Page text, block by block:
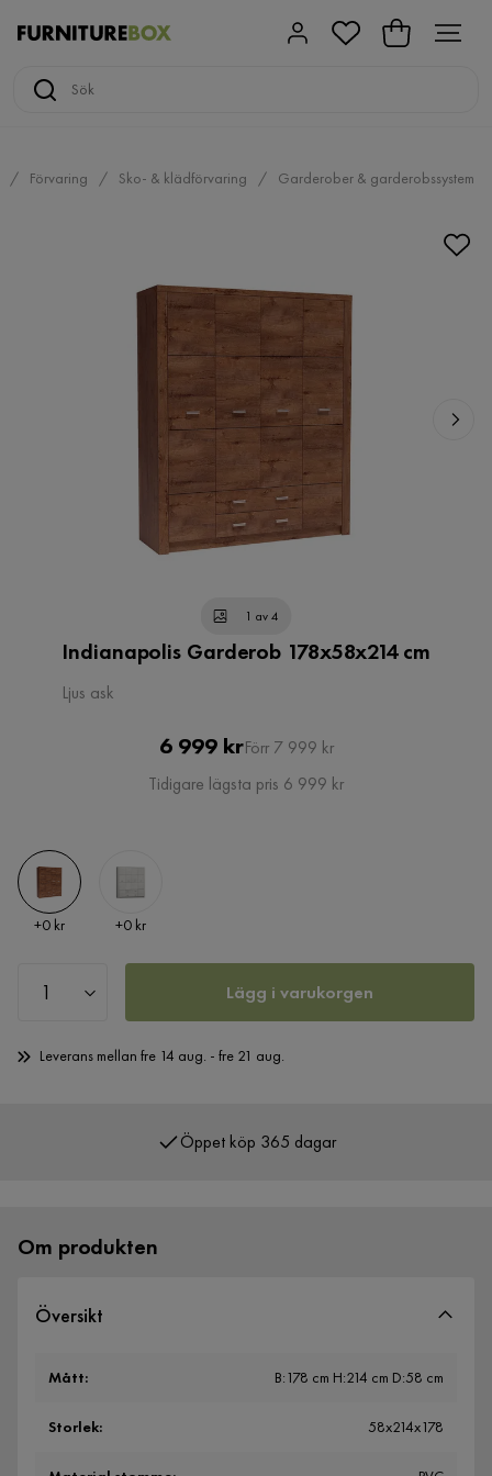
Förvaring Sko- & klädförvaring Garderober & garderobssystem
1 av 4
Indianapolis Garderob 178x58x214 cm
Ljus ask
Pris
6 999 krOriginal
Pris
Förr 7 999 kr
Tidigare lägsta pris 6 999 kr
Pris
+0 kr Pris
+0 kr
Lägg i varukorgen
Leverans mellan fre 14 aug. - fre 21 aug.
Öppet köp 365 dagar
Om produkten
Översikt
Mått: B:178 cm H:214 cm D:58 cm
Storlek: 58x214x178